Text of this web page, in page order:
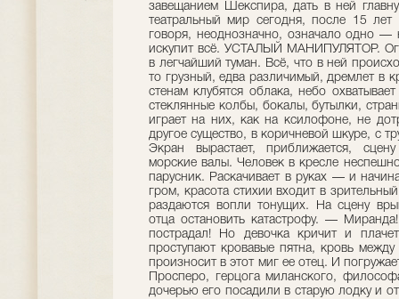
завещанием Шекспира, дать в ней
театральный мир сегодня, после 15 лет
говоря, неоднозначно, означало одно —
искупит всё. УСТАЛЫЙ МАНИПУЛЯТОР.
в легчайший туман. Всё, что в ней
то грузный, едва различимый, дремлет в
стенам клубятся облака, небо
стеклянные колбы, бокалы, бутылки,
играет на них, как на ксилофоне, не
другое существо, в коричневой шкуре, с
Экран вырастает, приближается,
морские валы. Человек в кресле
парусник. Раскачивает в руках — и
гром, красота стихии входит в
раздаются вопли тонущих. На сцену
отца остановить катастрофу. —
пострадал! Но девочка кричит и
проступают кровавые пятна, кровь
произносит в этот миг ее отец. И
Просперо, герцога миланского,
дочерью его посадили в старую лодку и